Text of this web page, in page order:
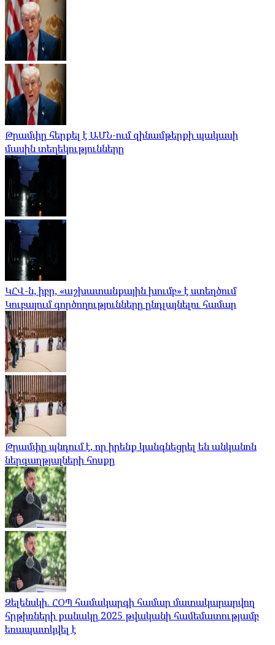
Թրամփը հերքել է ԱՄՆ-ում զինամթերքի պակասի
մասին տեղեկությունները
ԿՀՎ-ն, իբր, «աշխատանքային խումբ» է ստեղծում
Կուբայում գործողությունները ընդլայնելու համար
Թրամփը պնդում է, որ իրենք կանգնեցրել են անկանոն
ներգաղթյալների հոսքը
Զելենսկի. ՀՕՊ համակարգի համար մատակարարվող
հրթիռների քանակը 2025 թվականի համեմատությամբ
եռապատկվել է